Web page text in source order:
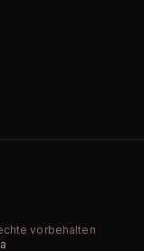
vorbehalten